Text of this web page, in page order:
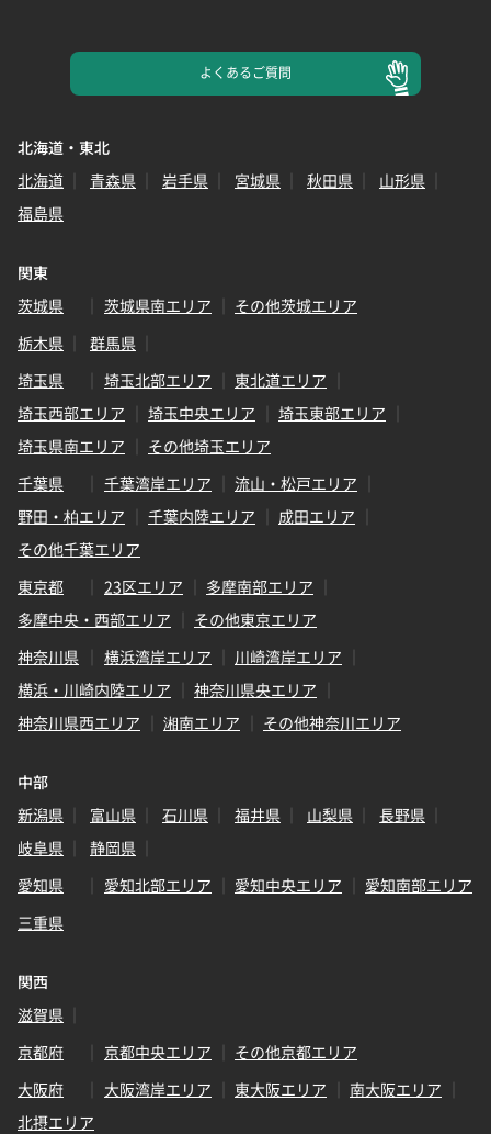
よくあるご質問
北海道・東北
北海道
青森県 岩手県 宮城県 秋田県
山形県
福島県
関東
茨城県
茨城県南エリア
その他茨城エリア
栃木県
群馬県
埼玉県
埼玉北部エリア
東北道エリア
埼玉西部エリア
埼玉中央エリア
埼玉東部エリア
埼玉県南エリア
その他埼玉エリア
千葉県
千葉湾岸エリア
流山・松戸エリア
野田・柏エリア
千葉内陸エリア
成田エリア
その他千葉エリア
東京都
23区エリア
多摩南部エリア
多摩中央・西部エリア
その他東京エリア
神奈川県
横浜湾岸エリア
川崎湾岸エリア
横浜・川崎内陸エリア
神奈川県央エリア
神奈川県西エリア
湘南エリア その他神奈川エリア
中部
新潟県
富山県 石川県 福井県 山梨県
長野県
岐阜県
静岡県
愛知県
愛知北部エリア 愛知中央エリア
愛知南部エリア
三重県
関西
滋賀県
京都府
京都中央エリア
その他京都エリア
大阪府
大阪湾岸エリア 東大阪エリア
南大阪エリア
北摂エリア